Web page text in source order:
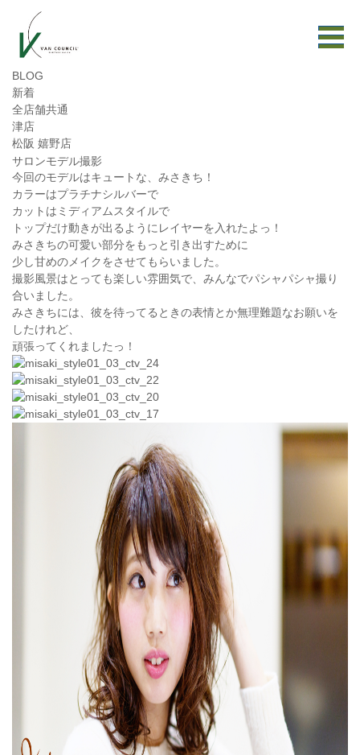
BLOG
新着
全店舗共通
津店
松阪 嬉野店
サロンモデル撮影
今回のモデルはキュートな、みさきち！
カラーはプラチナシルバーで
カットはミディアムスタイルで
トップだけ動きが出るようにレイヤーを入れたよっ！
みさきちの可愛い部分をもっと引き出すために
少し甘めのメイクをさせてもらいました。
撮影風景はとっても楽しい雰囲気で、みんなでパシャパシャ撮り
合いました。
みさきちには、彼を待ってるときの表情とか無理難題なお願いを
したけれど、
頑張ってくれましたっ！